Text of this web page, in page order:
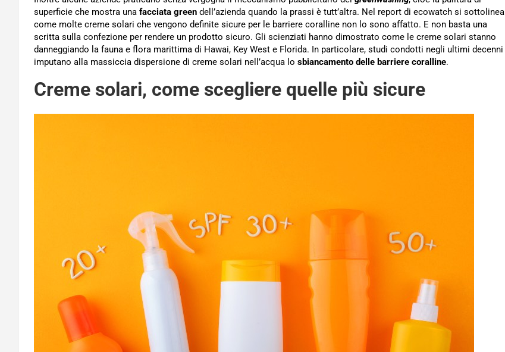
superficie che mostra una facciata green dell’azienda quando la prassi è tutt’altra. Nel report di ecowatch si sottolinea
come molte creme solari che vengono definite sicure per le barriere coralline non lo sono affatto. E non basta una
scritta sulla confezione per rendere un prodotto sicuro. Gli scienziati hanno dimostrato come le creme solari stanno
danneggiando la fauna e flora marittima di Hawai, Key West e Florida. In particolare, studi condotti negli ultimi decenni
imputano alla massiccia dispersione di creme solari nell’acqua lo sbiancamento delle barriere coralline.
Creme solari, come scegliere quelle più sicure